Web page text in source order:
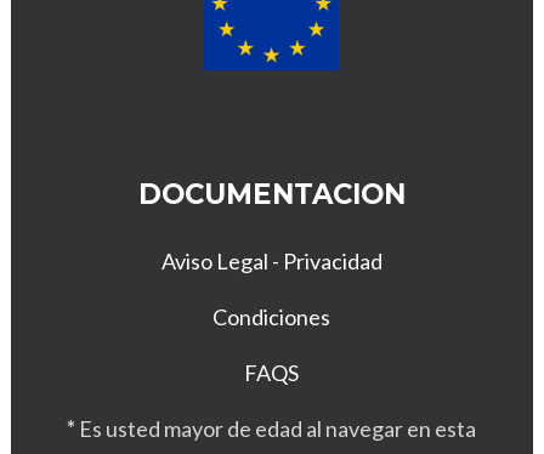
DOCUMENTACION
Aviso Legal - Privacidad
Condiciones
FAQS
* Es usted mayor de edad al navegar en esta